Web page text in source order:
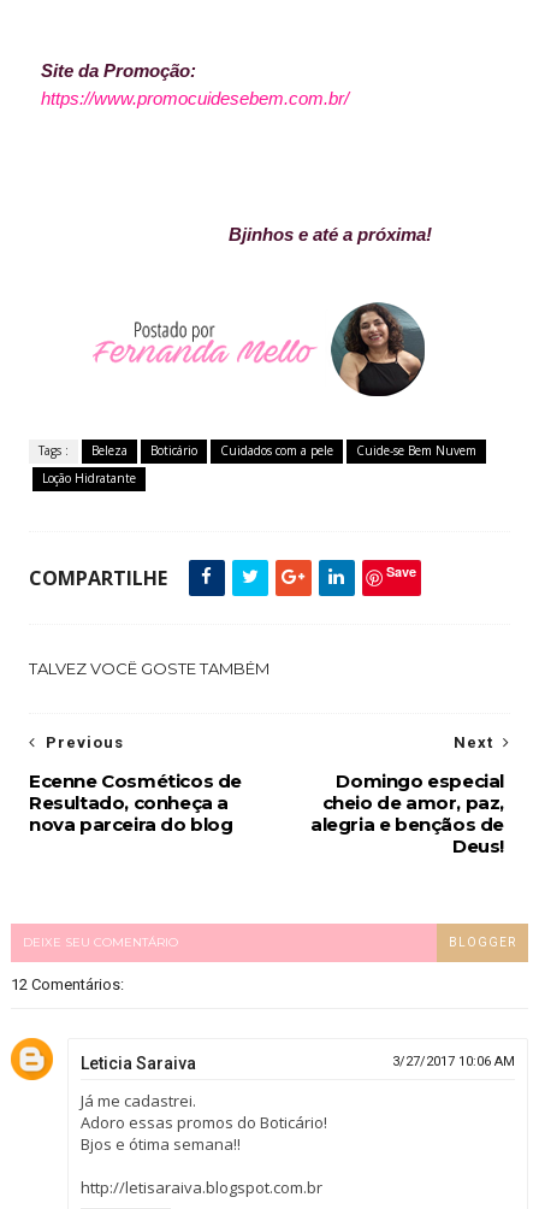
Site da Promoção:
https://www.promocuidesebem.com.br/
Bjinhos e até a próxima!
Tags : Beleza Boticário Cuidados com a pele
Cuide-se Bem Nuvem
Loção Hidratante
COMPARTILHE Save
TALVEZ VOCÊ GOSTE TAMBÉM
Next
Domingo especial
cheio de amor, paz,
alegria e bençãos de
Deus!
Previous
Ecenne Cosméticos de
Resultado, conheça a
nova parceira do blog
DEIXE SEU COMENTÁRIO BLOGGER
12 Comentários:
Leticia Saraiva 3/27/2017 10:06 AM
Já me cadastrei.
Adoro essas promos do Boticário!
Bjos e ótima semana!!
http://letisaraiva.blogspot.com.br